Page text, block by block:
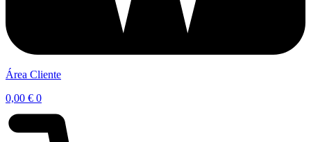
Área Cliente
0,00 € 0